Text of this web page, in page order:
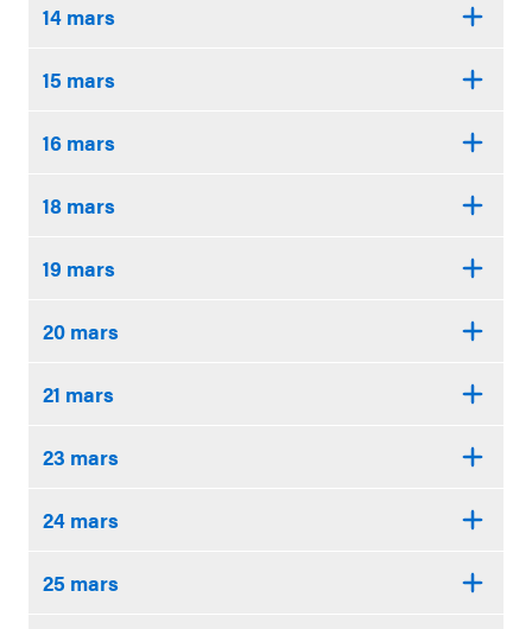
14 mars
15 mars
16 mars
18 mars
19 mars
20 mars
21 mars
23 mars
24 mars
25 mars